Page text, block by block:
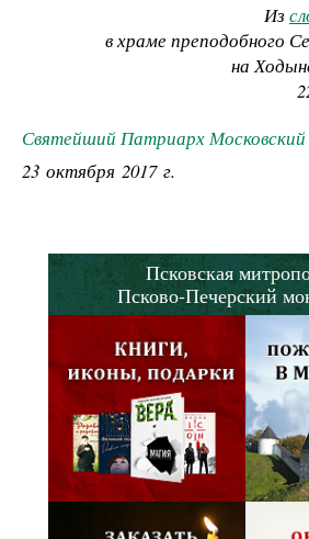
Из
в храме преподобного
на
Святейший Патриарх Московский
23 октября 2017 г.
Псковская
Псково-Печерский